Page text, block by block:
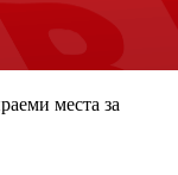
места за